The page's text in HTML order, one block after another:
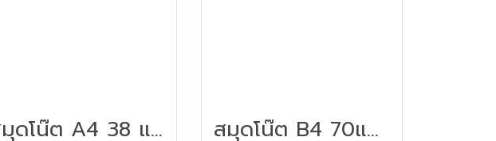
สมุดโน๊ต A4 38 แผ่น สมุดโน๊ต B4 70แกรม/30แผ่น